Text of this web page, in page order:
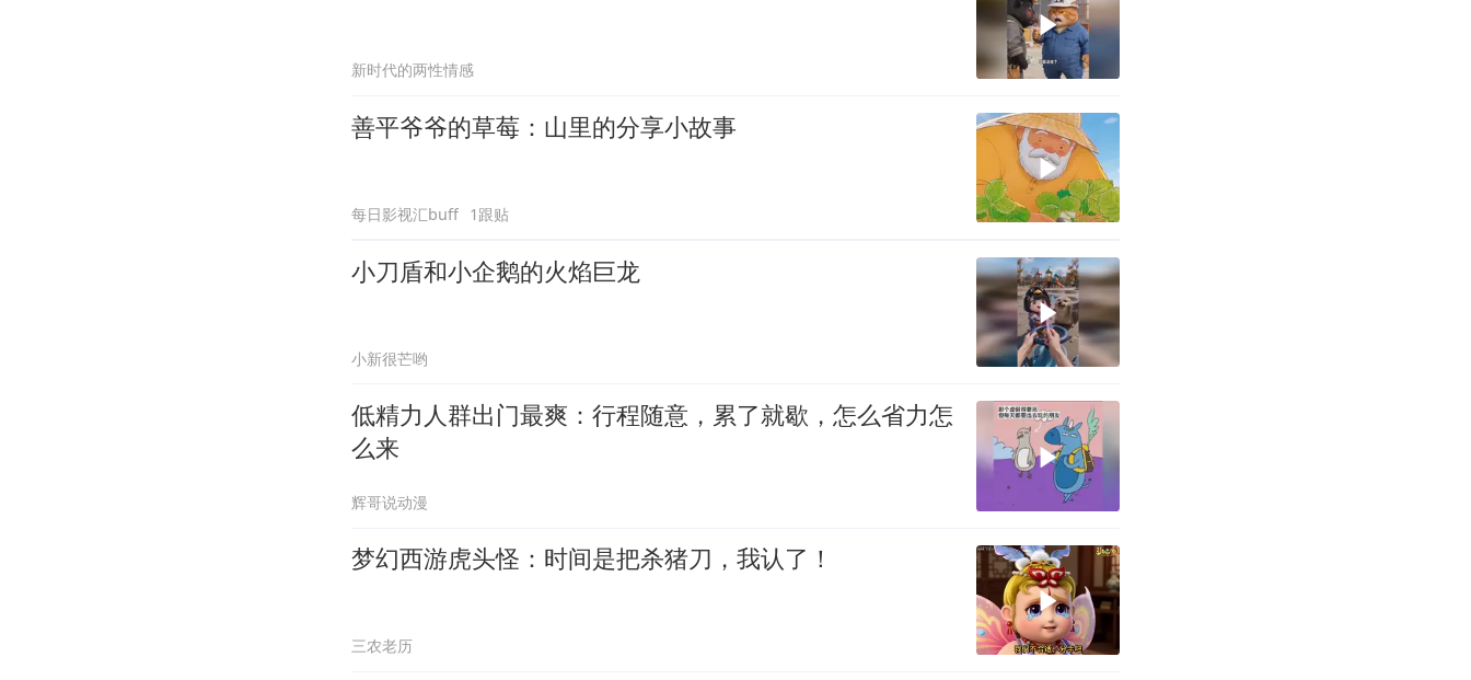
新时代的两性情感
善平爷爷的草莓：山里的分享小故事
每日影视汇buff 1跟贴
小刀盾和小企鹅的火焰巨龙
小新很芒哟
低精力人群出门最爽：行程随意，累了就歇，怎么省力怎
么来
辉哥说动漫
梦幻西游虎头怪：时间是把杀猪刀，我认了！
三农老历